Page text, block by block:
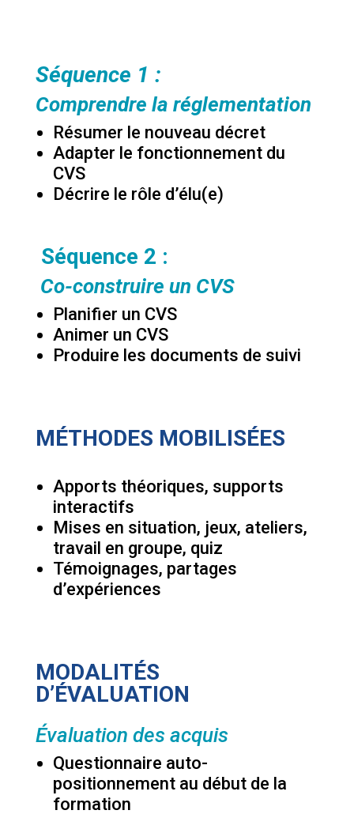
Séquence 1 :
Comprendre la réglementation
Résumer le nouveau décret
Adapter le fonctionnement du
CVS
Décrire le rôle d’élu(e)
Séquence 2 :
Co-construire un CVS
Planifier un CVS
Animer un CVS
Produire les documents de suivi
MÉTHODES MOBILISÉES
Apports théoriques, supports
interactifs
Mises en situation, jeux, ateliers,
travail en groupe, quiz
Témoignages, partages
d’expériences
MODALITÉS
D’ÉVALUATION
Évaluation des acquis
Questionnaire auto-
positionnement au début de la
formation